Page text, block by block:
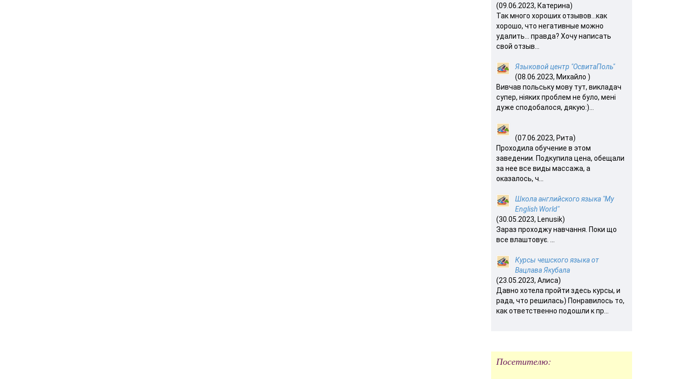
(09.06.2023, Катерина)
Так много хороших отзывов…как
хорошо, что негативные можно
удалить… правда? Хочу написать
свой отзыв...
Языковой центр "ОсвитаПоль"
(08.06.2023, Михайло )
Вивчав польську мову тут, викладач
супер, ніяких проблем не було, мені
дуже сподобалося, дякую:)...
(07.06.2023, Рита)
Проходила обучение в этом
заведении. Подкупила цена, обещали
за нее все виды массажа, а
оказалось, ч...
Школа английского языка "My
English World"
(30.05.2023, Lenusik)
Зараз проходжу навчання. Поки що
все влаштовує. ...
Курсы чешского языка от
Вацлава Якубала
(23.05.2023, Алиса)
Давно хотела пройти здесь курсы, и
рада, что решилась) Понравилось то,
как ответственно подошли к пр...
Посетителю: